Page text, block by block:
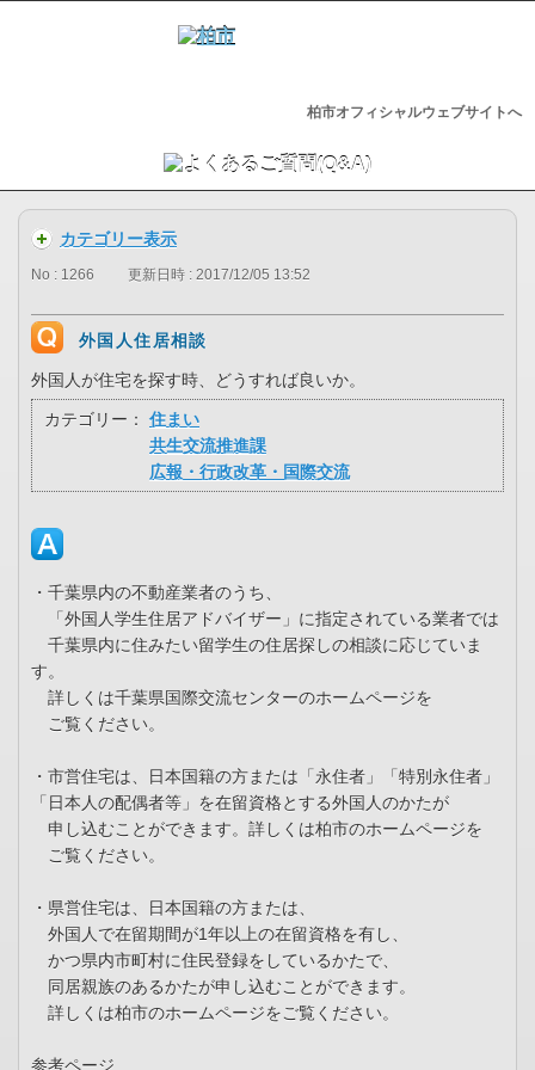
柏市オフィシャルウェブサイトへ
カテゴリー表示
No : 1266 更新日時 : 2017/12/05 13:52
外国人住居相談
外国人が住宅を探す時、どうすれば良いか。
カテゴリー：
住まい
共生交流推進課
広報・行政改革・国際交流
・千葉県内の不動産業者のうち、
「外国人学生住居アドバイザー」に指定されている業者では
千葉県内に住みたい留学生の住居探しの相談に応じていま
す。
詳しくは千葉県国際交流センターのホームページを
ご覧ください。
・市営住宅は、日本国籍の方または「永住者」「特別永住者」
「日本人の配偶者等」を在留資格とする外国人のかたが
申し込むことができます。詳しくは柏市のホームページを
ご覧ください。
・県営住宅は、日本国籍の方または、
外国人で在留期間が1年以上の在留資格を有し、
かつ県内市町村に住民登録をしているかたで、
同居親族のあるかたが申し込むことができます。
詳しくは柏市のホームページをご覧ください。
参考ページ